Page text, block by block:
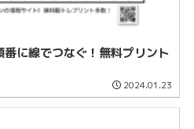
番に線でつなぐ！無料プリント
2024.01.23